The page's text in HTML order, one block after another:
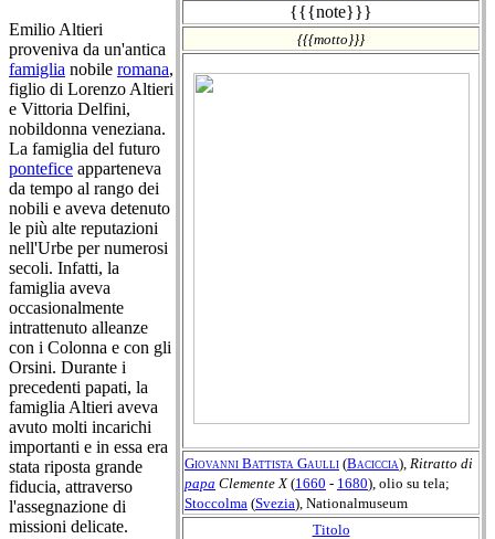
{{{note}}}
{{{motto}}}
Giovanni Battista Gaulli (Baciccia) Ritratto di
papa Clemente X(1660 - 1680), olio su tela;
Stoccolma (Svezia), Nationalmuseum
Titolo
Emilio Altieri
proveniva da un'antica
famiglia nobile romana,
figlio di Lorenzo Altieri
e Vittoria Delfini,
nobildonna veneziana.
La famiglia del futuro
pontefice apparteneva
da tempo al rango dei
nobili e aveva detenuto
le più alte reputazioni
nell'Urbe per numerosi
secoli. Infatti, la
famiglia aveva
occasionalmente
intrattenuto alleanze
con i Colonna e con gli
Orsini. Durante i
precedenti papati, la
famiglia Altieri aveva
avuto molti incarichi
importanti e in essa era
stata riposta grande
fiducia, attraverso
l'assegnazione di
missioni delicate.